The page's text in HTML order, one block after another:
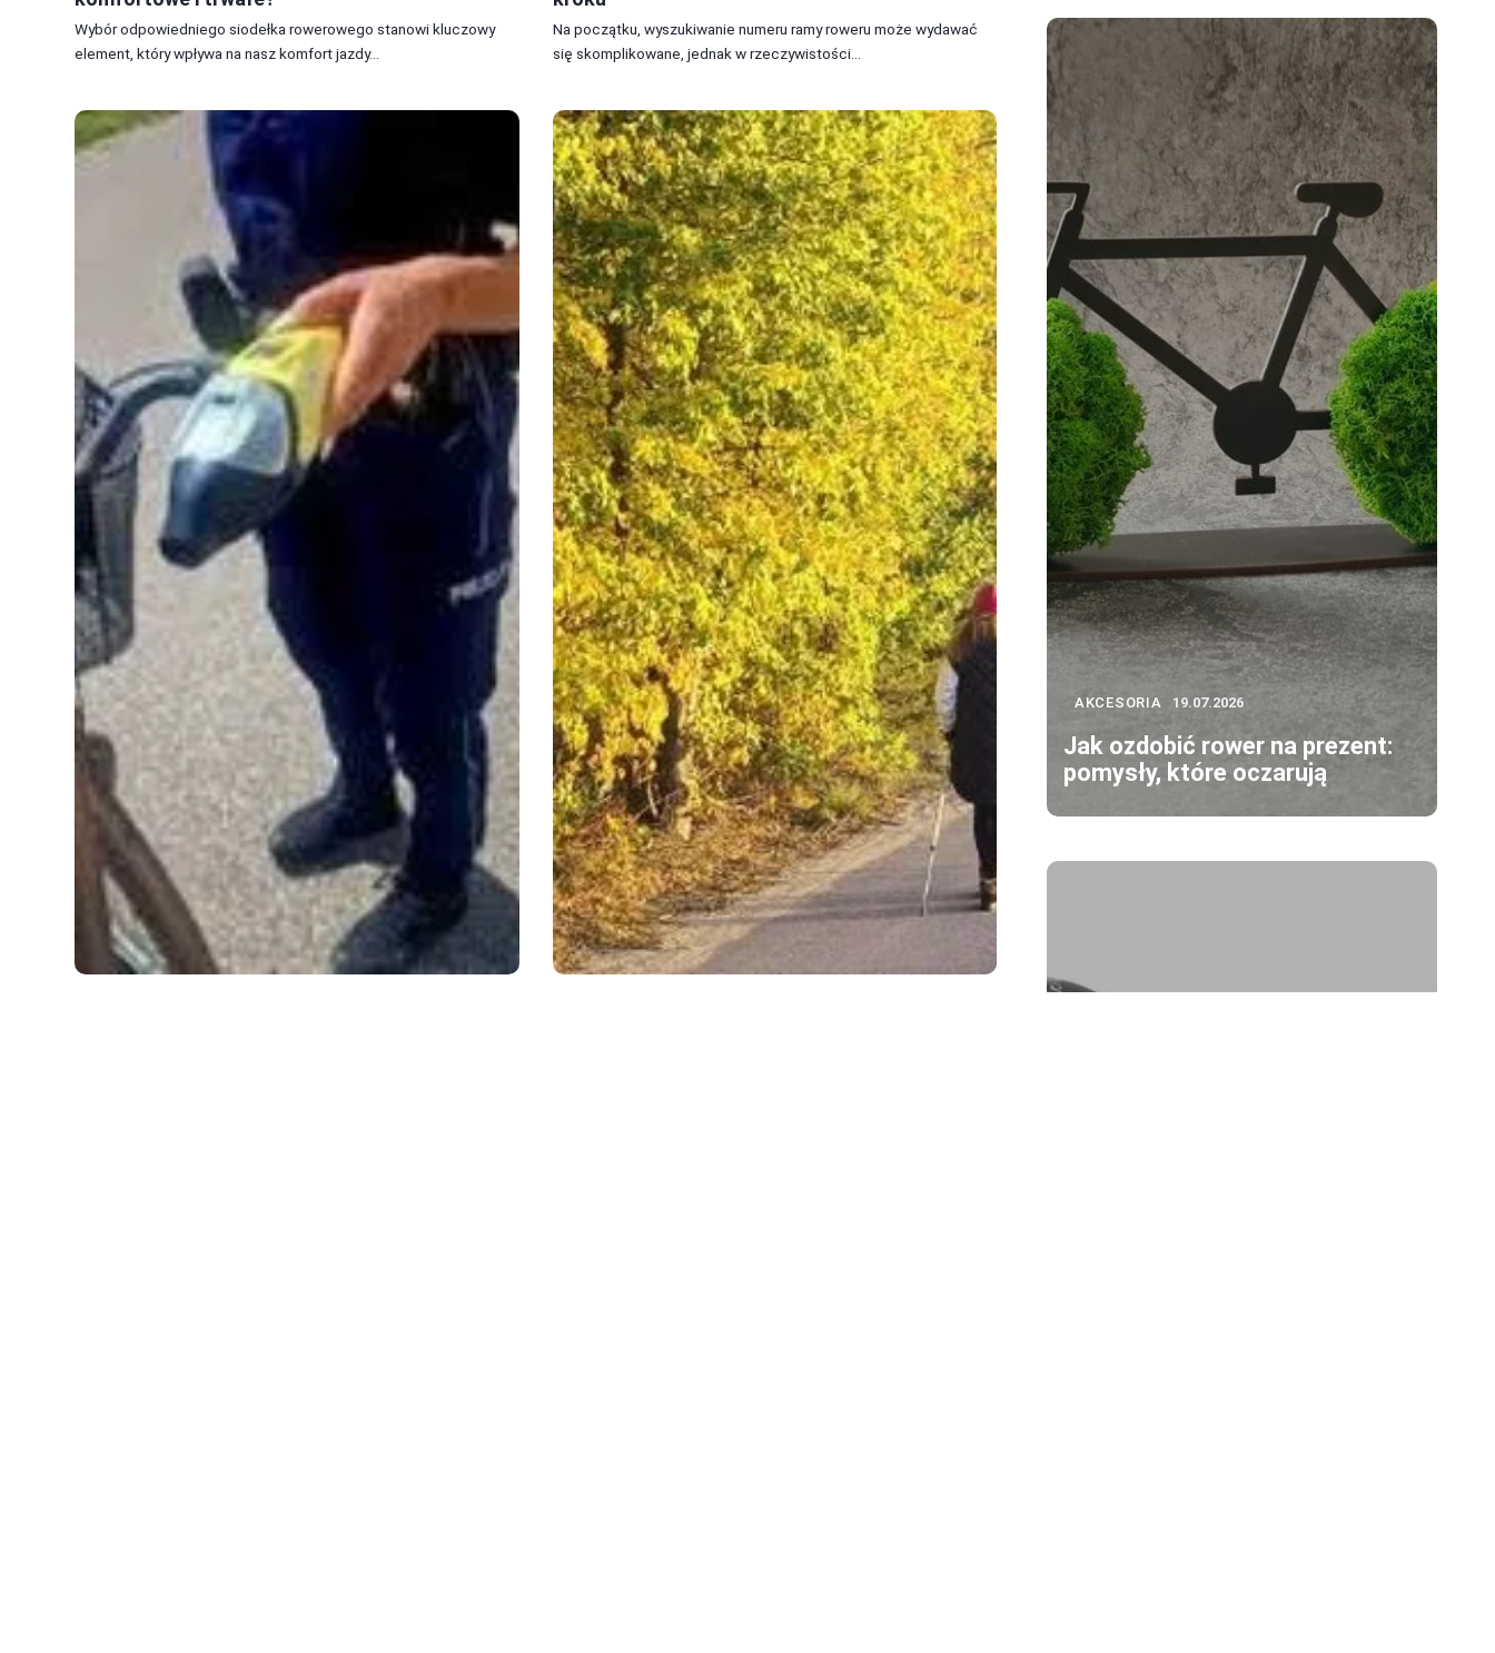
Wybór odpowiedniego siodełka rowerowego stanowi kluczowy
element, który wpływa na nasz komfort jazdy...
Na początku, wyszukiwanie numeru ramy roweru może wydawać
się skomplikowane, jednak w rzeczywistości...
AKCESORIA 19.07.2026
Jak ozdobić rower na prezent:
pomysły, które oczarują